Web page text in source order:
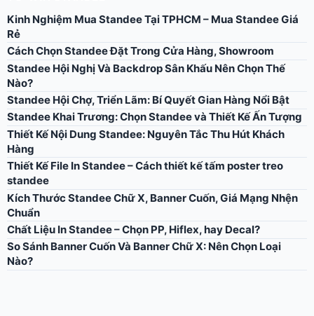
Kinh Nghiệm Mua Standee Tại TPHCM – Mua Standee Giá
Rẻ
Cách Chọn Standee Đặt Trong Cửa Hàng, Showroom
Standee Hội Nghị Và Backdrop Sân Khấu Nên Chọn Thế
Nào?
Standee Hội Chợ, Triển Lãm: Bí Quyết Gian Hàng Nổi Bật
Standee Khai Trương: Chọn Standee và Thiết Kế Ấn Tượng
Thiết Kế Nội Dung Standee: Nguyên Tắc Thu Hút Khách
Hàng
Thiết Kế File In Standee – Cách thiết kế tấm poster treo
standee
Kích Thước Standee Chữ X, Banner Cuốn, Giá Mạng Nhện
Chuẩn
Chất Liệu In Standee – Chọn PP, Hiflex, hay Decal?
So Sánh Banner Cuốn Và Banner Chữ X: Nên Chọn Loại
Nào?